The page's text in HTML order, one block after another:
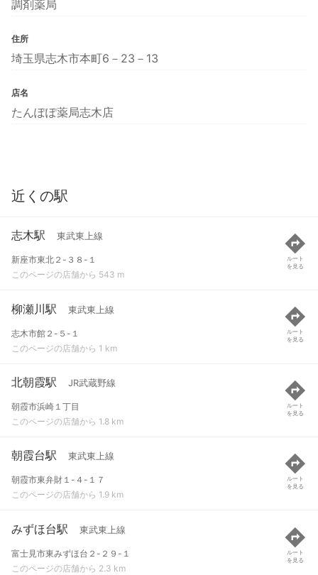
調剤薬局
住所
埼玉県志木市本町6－23－13
店名
たんぽぽ薬局志木店
近くの駅
志木駅 東武東上線
新座市東北２-３８-１
このページの店舗から 543 m
ルート
を見る
柳瀬川駅 東武東上線
志木市館２-５-１
このページの店舗から 1 km
ルート
を見る
北朝霞駅 JR武蔵野線
朝霞市浜崎１丁目
このページの店舗から 1.8 km
ルート
を見る
朝霞台駅 東武東上線
朝霞市東弁財１-４-１７
このページの店舗から 1.9 km
ルート
を見る
みずほ台駅 東武東上線
富士見市東みずほ台２-２９-１
このページの店舗から 2.3 km
ルート
を見る